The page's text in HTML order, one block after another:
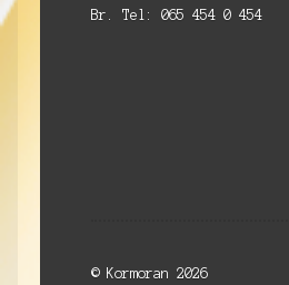
Br. Tel: 065 454 0 454
© Kormoran 2026